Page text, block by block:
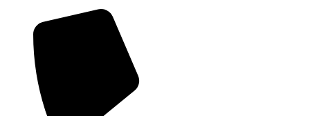
content